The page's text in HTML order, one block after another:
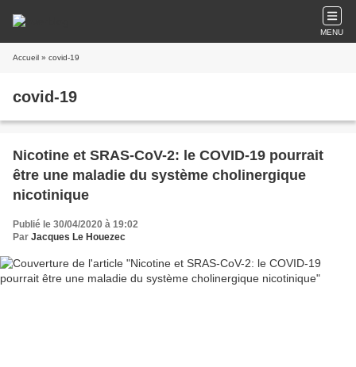
MENU
Accueil » covid-19
covid-19
Nicotine et SRAS-CoV-2: le COVID-19 pourrait
être une maladie du système cholinergique
nicotinique
Publié le 30/04/2020 à 19:02
Par Jacques Le Houezec